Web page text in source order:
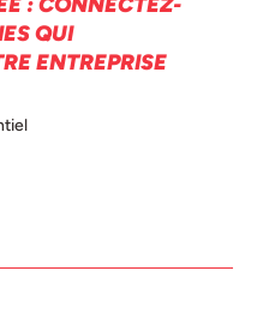
QUI
ENTREPRISE